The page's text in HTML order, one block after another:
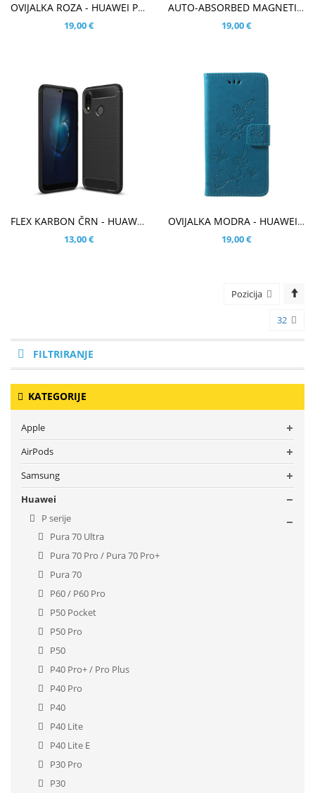
OVIJALKA ROZA - HUAWEI P20 LITE
19,00 €
AUTO-ABSORBED MAGNETIC RJAV - HUAWEI P20 LITE
19,00 €
FLEX KARBON ČRN - HUAWEI P20 LITE
13,00 €
OVIJALKA MODRA - HUAWEI P20 LITE
19,00 €
Pozicija
32
FILTRIRANJE
KATEGORIJE
Apple
AirPods
Samsung
Huawei
P serije
Pura 70 Ultra
Pura 70 Pro / Pura 70 Pro+
Pura 70
P60 / P60 Pro
P50 Pocket
P50 Pro
P50
P40 Pro+ / Pro Plus
P40 Pro
P40
P40 Lite
P40 Lite E
P30 Pro
P30